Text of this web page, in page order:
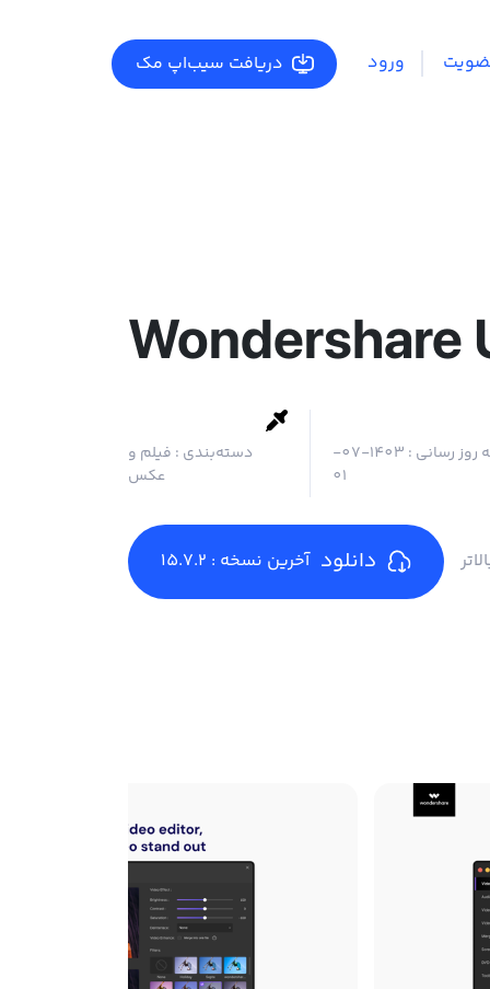
ورود دریافت سیب‌اپ مک
Wondershare
روز رسانی :
1403-07-
01
دسته‌بندی : فیلم و
عکس
دانلود آخرین نسخه : 15.7.2